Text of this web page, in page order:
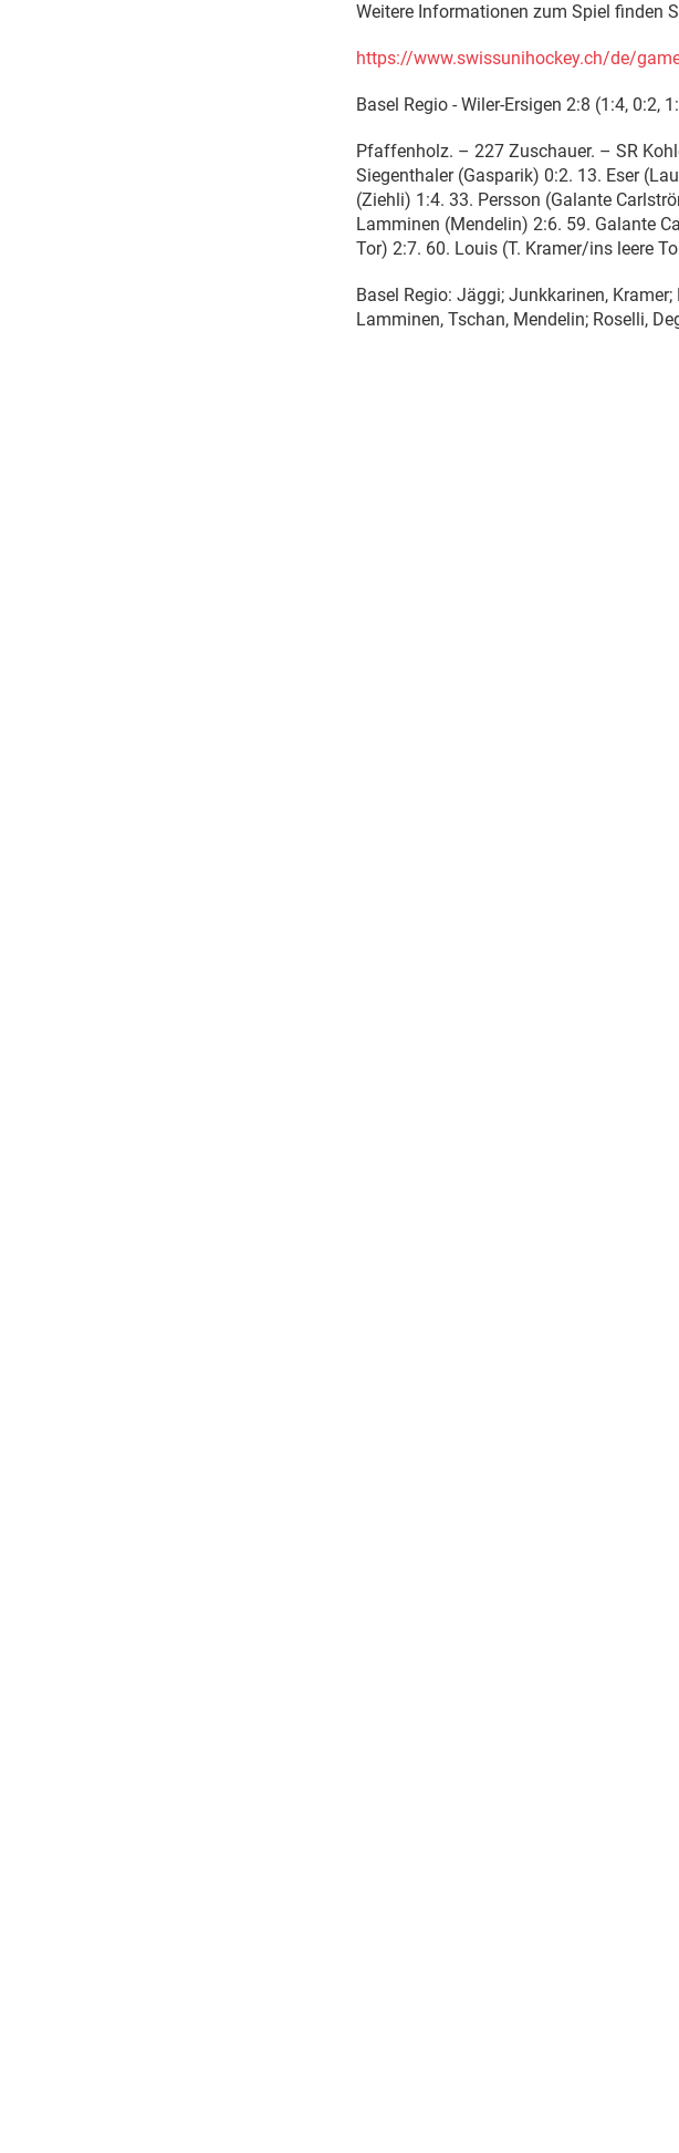
Weitere Informationen zum Spiel finden
https://www.swissunihockey.ch/de/
Basel Regio - Wiler-Ersigen 2:8 (1:4, 0:2,
Pfaffenholz. – 227 Zuschauer. – SR
Siegenthaler (Gasparik) 0:2. 13. Eser
(Ziehli) 1:4. 33. Persson (Galante
Lamminen (Mendelin) 2:6. 59. Galante
Tor) 2:7. 60. Louis (T. Kramer/ins leere
Basel Regio: Jäggi; Junkkarinen,
Lamminen, Tschan, Mendelin; Roselli,